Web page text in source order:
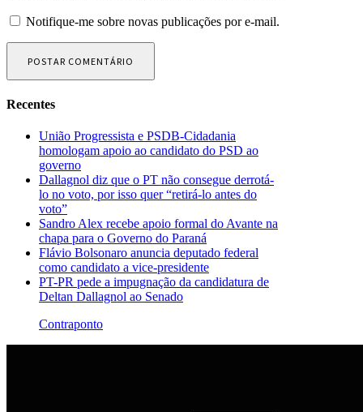
Notifique-me sobre novas publicações por e-mail.
Recentes
União Progressista e PSDB-Cidadania
homologam apoio ao candidato do PSD ao
governo
Dallagnol diz que o PT não consegue derrotá-
lo no voto, por isso quer “retirá-lo antes do
voto”
Sandro Alex recebe apoio formal do Avante na
chapa para o Governo do Paraná
Flávio Bolsonaro anuncia deputado federal
como candidato a vice-presidente
PT-PR pede a impugnação da candidatura de
Deltan Dallagnol ao Senado
Contraponto